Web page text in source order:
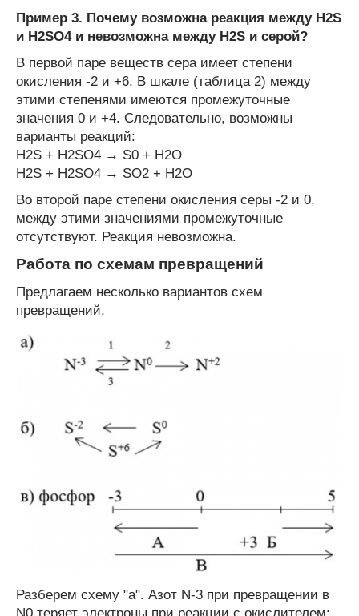
Пример 3. Почему возможна реакция между H2S
и H2SO4и невозможна между H2S и серой?
В первой паре веществ сера имеет степени
окисления -2 и +6. В шкале (таблица 2) между
этими степенями имеются промежуточные
значения 0 и +4. Следовательно, возможны
варианты реакций:
H2S + H2SO4 → S0 + H2O
H2S + H2SO4 → SO2 + H2O
Во второй паре степени окисления серы -2 и 0,
между этими значениями промежуточные
отсутствуют. Реакция невозможна.
Работа по схемам превращений
Предлагаем несколько вариантов схем
превращений.
Разберем схему "а". Азот N-3 при превращении в
N0 теряет электроны при реакции с окислителем: